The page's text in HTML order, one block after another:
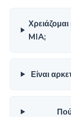
MIA;
Είναι